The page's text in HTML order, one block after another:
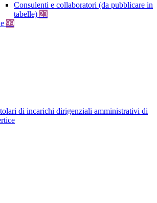
Consulenti e collaboratori (da pubblicare in
tabelle) 23
99
di incarichi dirigenziali amministrativi di